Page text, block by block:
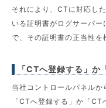
それにより、CTに対応し
いる証明書がログサーバー
で、その証明書の正当性を
「CTへ登録する」
当社コントロールパネル
「CTへ登録する」か「CT